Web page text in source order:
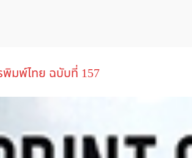
พิมพ์ไทย ฉบับที่ 157